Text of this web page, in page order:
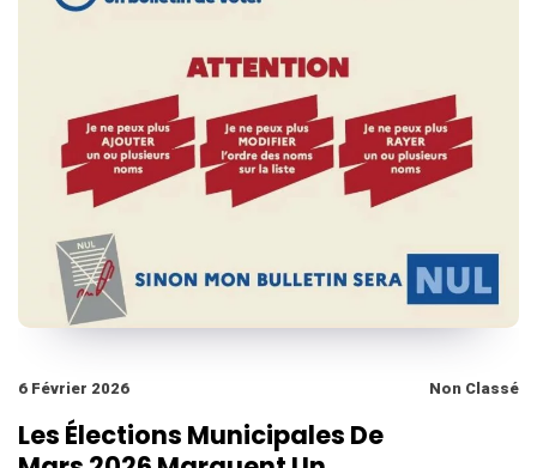
6 Février 2026 Non Classé
Les Élections Municipales De